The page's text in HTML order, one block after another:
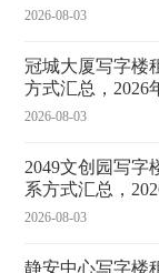
2026-08-03
冠城大厦写字楼
方式汇总，2026
2026-08-03
2049文创园写字
系方式汇总，
2026-08-03
静安中心写字楼